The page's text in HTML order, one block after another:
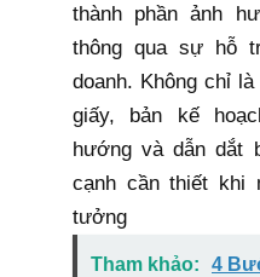
thành phần ảnh
thông qua sự hỗ
doanh. Không chỉ
giấy, bản kế
hướng và dẫn dắt
cạnh cần thiết khi
tưởng
Tham khảo:
4